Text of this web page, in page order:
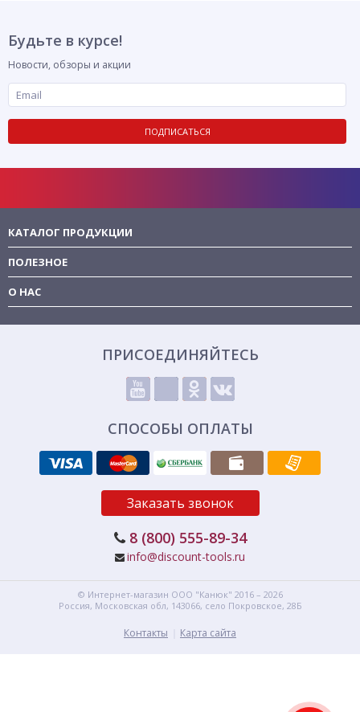
Будьте в курсе!
Новости, обзоры и акции
ПОДПИСАТЬСЯ
КАТАЛОГ ПРОДУКЦИИ
ПОЛЕЗНОЕ
О НАС
ПРИСОЕДИНЯЙТЕСЬ
СПОСОБЫ ОПЛАТЫ
Заказать звонок
8 (800) 555-89-34
info@discount-tools.ru
© Интернет-магазин ООО "Канюк" 2016 – 2026
Россия, Московская обл, 143066, село Покровское, 28Б
Контакты Карта сайта